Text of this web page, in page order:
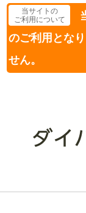
当サイトの
ご利用について
のご利用とな
せん。